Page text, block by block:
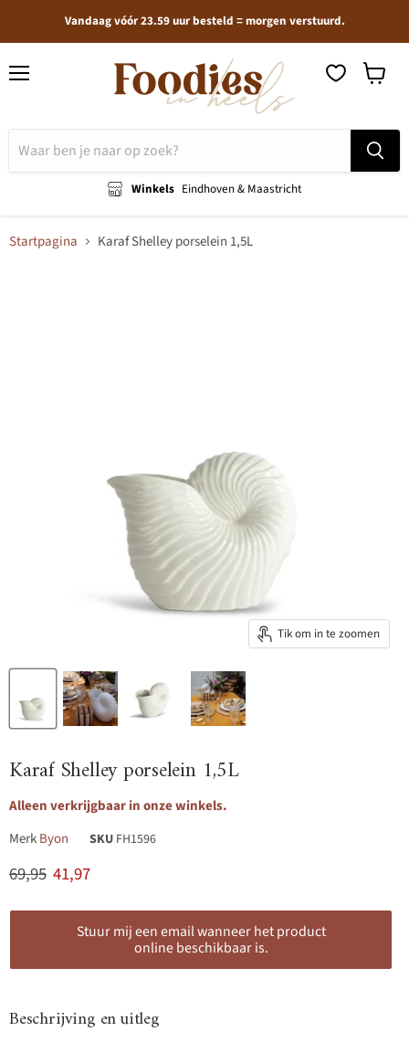
Vandaag vóór 23.59 uur besteld = morgen verstuurd.
Winkels Eindhoven & Maastricht
Startpagina Karaf Shelley porselein 1,5L
Tik om in te zoomen
Karaf Shelley porselein 1,5L
Alleen verkrijgbaar in onze winkels.
MerkByon SKU FH1596
Originele prijs
69,95 Huidige prijs
41,97
Stuur mij een email wanneer het product
online beschikbaar is.
Beschrijving en uitleg